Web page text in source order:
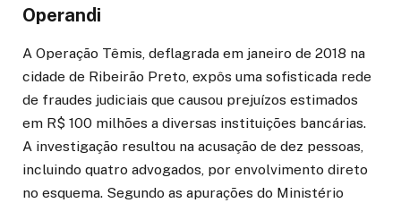
Operandi
A Operação Têmis, deflagrada em janeiro de 2018 na
cidade de Ribeirão Preto, expôs uma sofisticada rede
de fraudes judiciais que causou prejuízos estimados
em R$ 100 milhões a diversas instituições bancárias.
A investigação resultou na acusação de dez pessoas,
incluindo quatro advogados, por envolvimento direto
no esquema. Segundo as apurações do Ministério